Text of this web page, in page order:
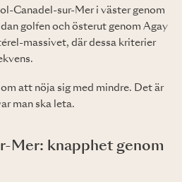
Canadel-sur-Mer i väster genom
golfen och österut genom Agay
massivet, där dessa kriterier
att nöja sig med mindre. Det är
man ska leta.
Mer: knapphet genom